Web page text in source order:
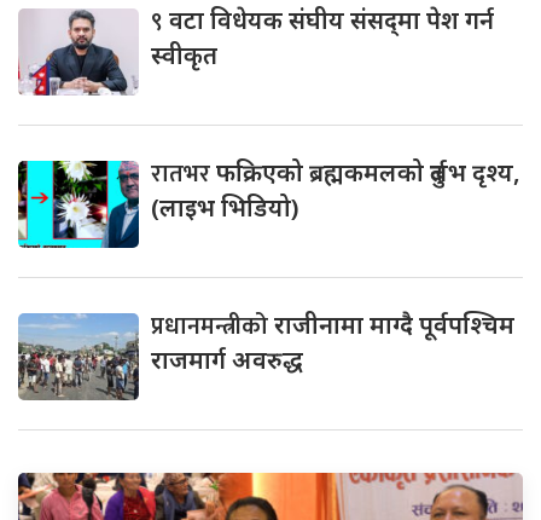
९ वटा विधेयक संघीय संसद्‌मा पेश गर्न
स्वीकृत
रातभरफक्रिएको ब्रह्मकमलको दुर्लभ दृश्य,
(लाइभ भिडियो)
प्रधानमन्त्रीकोराजीनामा माग्दै पूर्वपश्चिम
राजमार्ग अवरुद्ध